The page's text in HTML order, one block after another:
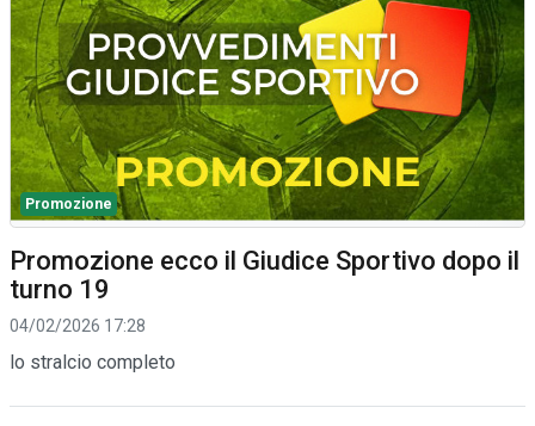
Promozione
Promozione ecco il Giudice Sportivo dopo il
turno 19
04/02/2026 17:28
lo stralcio completo